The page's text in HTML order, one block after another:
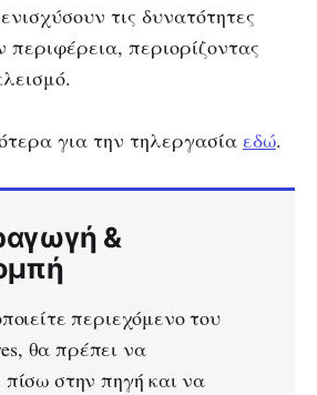
τις δυνατότητες
περιφέρεια, περιορίζοντας
για την τηλεργασία εδώ.
&
περιεχόμενο του
θα πρέπει να
στην πηγή και να